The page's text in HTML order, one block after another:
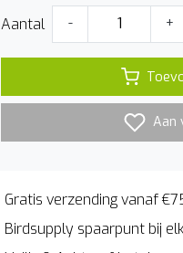
Aantal - +
Aan
Gratis verzending vanaf
Birdsupply spaarpunt bij